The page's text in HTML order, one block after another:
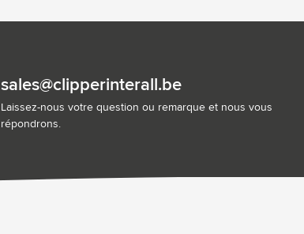
sales@clipperinterall.be
Laissez-nous votre question ou remarque et nous vous
répondrons.